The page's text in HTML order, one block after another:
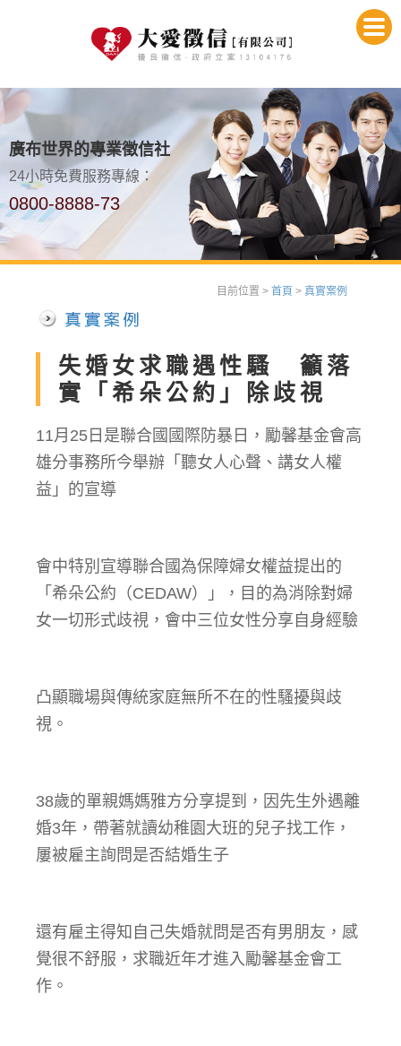
廣布世界的專業徵信社
24小時免費服務專線：
0800-8888-73
目前位置 > 首頁 > 真實案例
失婚女求職遇性騷 籲落
實「希朵公約」除歧視
11月25日是聯合國國際防暴日，勵馨基金會高
雄分事務所今舉辦「聽女人心聲、講女人權
益」的宣導
會中特別宣導聯合國為保障婦女權益提出的
「希朵公約（CEDAW）」，目的為消除對婦
女一切形式歧視，會中三位女性分享自身經驗
凸顯職場與傳統家庭無所不在的性騷擾與歧
視。
38歲的單親媽媽雅方分享提到，因先生外遇離
婚3年，帶著就讀幼稚園大班的兒子找工作，
屢被雇主詢問是否結婚生子
還有雇主得知自己失婚就問是否有男朋友，感
覺很不舒服，求職近年才進入勵馨基金會工
作。